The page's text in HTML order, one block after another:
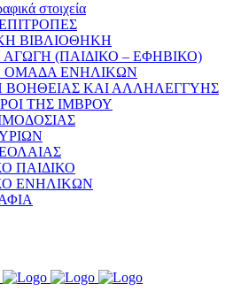
στοιχεία
ΒΙΒΛΙΟΘΗΚΗ
ΑΓΩΓΗ (ΠΑΙΔΙΚΟ – ΕΦΗΒΙΚΟ)
ΟΜΑΔΑ ΕΝΗΛΙΚΩΝ
ΒΟΗΘΕΙΑΣ ΚΑΙ ΑΛΛΗΛΕΓΓΥΗΣ
ΤΗΣ ΙΜΒΡΟΥ
ΠΑΙΔΙΚΟ
ΕΝΗΛΙΚΩΝ